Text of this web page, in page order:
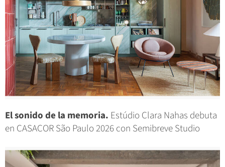
El sonido de la memoria. Estúdio Clara Nahas debuta
en CASACOR São Paulo 2026 con Semibreve Studio